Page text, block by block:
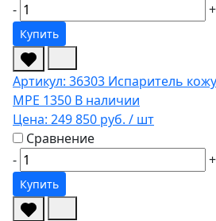
-
+
Купить
Артикул: 36303 Испаритель
MPE 1350 В наличии
Цена: 249 850 руб. / шт
Сравнение
-
+
Купить